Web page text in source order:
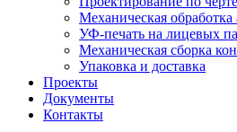
Механическая
УФ-печать на лицевых
Механическая сборка
Упаковка и доставка
Проекты
Документы
Контакты